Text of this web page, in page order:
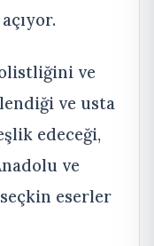
ve
ve usta
edeceği,
ve
eserler